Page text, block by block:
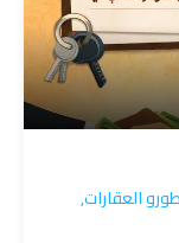
العقارات,